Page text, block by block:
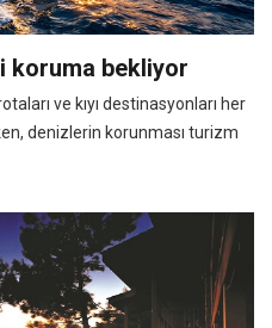
koruma bekliyor
ve kıyı destinasyonları her
denizlerin korunması turizm